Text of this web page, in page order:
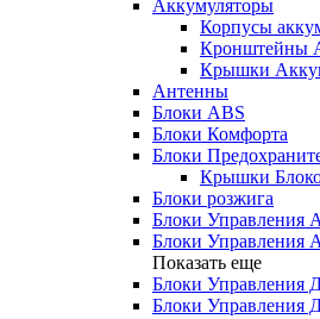
Аккумуляторы
Корпусы
Кронштейны
Крышки
Антенны
Блоки ABS
Блоки Комфорта
Блоки
Крышки
Блоки розжига
Блоки Управления
Блоки
Показать еще
Блоки Управления
Блоки Управления